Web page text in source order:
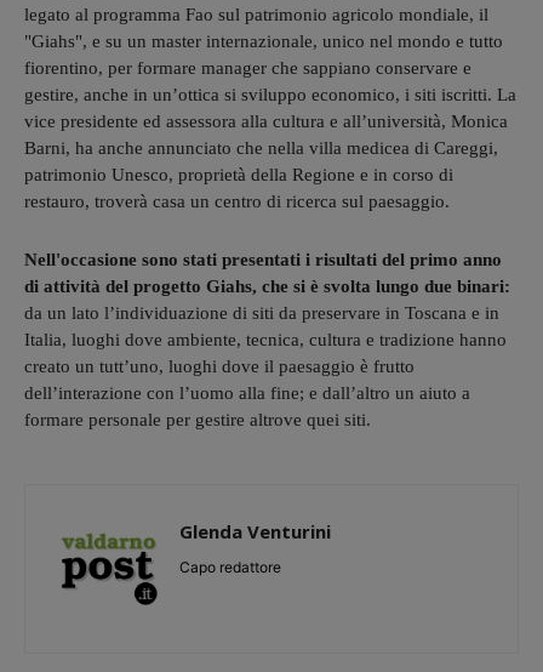
legato al programma Fao sul patrimonio agricolo mondiale, il
"Giahs", e su un master internazionale, unico nel mondo e tutto
fiorentino, per formare manager che sappiano conservare e
gestire, anche in un’ottica si sviluppo economico, i siti iscritti. La
vice presidente ed assessora alla cultura e all’università, Monica
Barni, ha anche annunciato che nella villa medicea di Careggi,
patrimonio Unesco, proprietà della Regione e in corso di
restauro, troverà casa un centro di ricerca sul paesaggio.
Nell'occasione sono stati presentati i risultati del primo anno
di attività del progetto Giahs, che si è svolta lungo due binari:
da un lato l’individuazione di siti da preservare in Toscana e in
Italia, luoghi dove ambiente, tecnica, cultura e tradizione hanno
creato un tutt’uno, luoghi dove il paesaggio è frutto
dell’interazione con l’uomo alla fine; e dall’altro un aiuto a
formare personale per gestire altrove quei siti.
Glenda Venturini
Capo redattore